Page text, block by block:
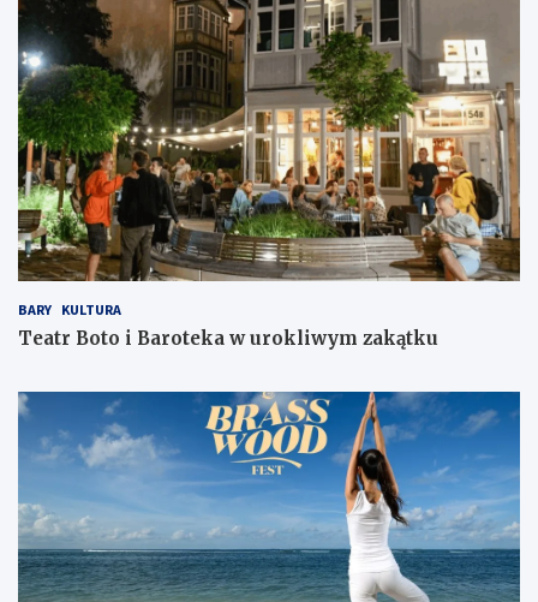
BARY KULTURA
Teatr Boto i Baroteka w urokliwym zakątku